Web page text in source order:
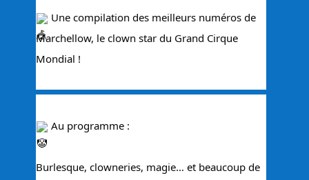
Une compilation des meilleurs numéros de
Marchellow, le clown star du Grand Cirque
Mondial !
Au programme :
Burlesque, clowneries, magie… et beaucoup de